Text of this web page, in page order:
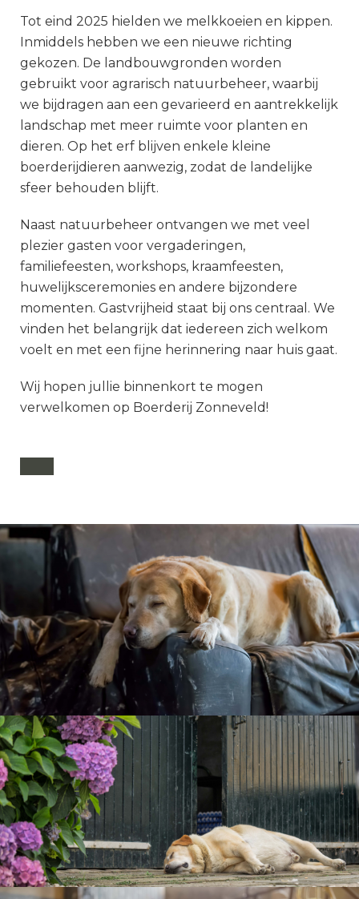
Tot eind 2025 hielden we melkkoeien en kippen.
Inmiddels hebben we een nieuwe richting
gekozen. De landbouwgronden worden
gebruikt voor agrarisch natuurbeheer, waarbij
we bijdragen aan een gevarieerd en aantrekkelijk
landschap met meer ruimte voor planten en
dieren. Op het erf blijven enkele kleine
boerderijdieren aanwezig, zodat de landelijke
sfeer behouden blijft.
Naast natuurbeheer ontvangen we met veel
plezier gasten voor vergaderingen,
familiefeesten, workshops, kraamfeesten,
huwelijksceremonies en andere bijzondere
momenten. Gastvrijheid staat bij ons centraal. We
vinden het belangrijk dat iedereen zich welkom
voelt en met een fijne herinnering naar huis gaat.
Wij hopen jullie binnenkort te mogen
verwelkomen op Boerderij Zonneveld!